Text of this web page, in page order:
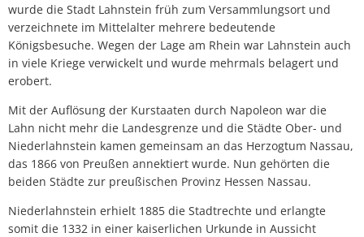
wurde die Stadt Lahnstein früh zum Versammlungsort und
verzeichnete im Mittelalter mehrere bedeutende
Königsbesuche. Wegen der Lage am Rhein war Lahnstein auch
in viele Kriege verwickelt und wurde mehrmals belagert und
erobert.
Mit der Auflösung der Kurstaaten durch Napoleon war die
Lahn nicht mehr die Landesgrenze und die Städte Ober- und
Niederlahnstein kamen gemeinsam an das Herzogtum Nassau,
das 1866 von Preußen annektiert wurde. Nun gehörten die
beiden Städte zur preußischen Provinz Hessen Nassau.
Niederlahnstein erhielt 1885 die Stadtrechte und erlangte
somit die 1332 in einer kaiserlichen Urkunde in Aussicht